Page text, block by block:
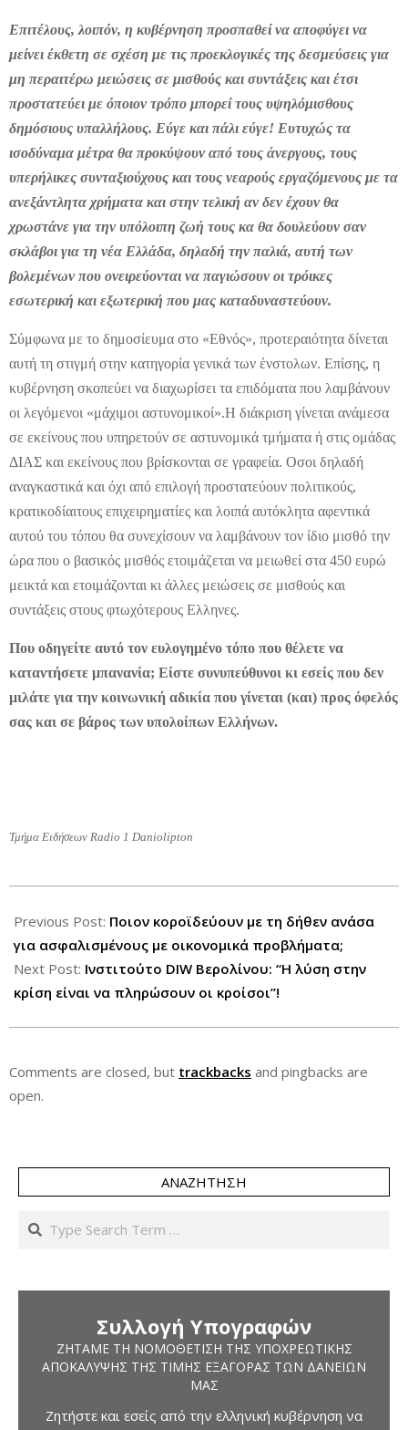
Επιτέλους, λοιπόν, η κυβέρνηση προσπαθεί να αποφύγει να
μείνει έκθετη σε σχέση με τις προεκλογικές της δεσμεύσεις για
μη περαιτέρω μειώσεις σε μισθούς και συντάξεις και έτσι
προστατεύει με όποιον τρόπο μπορεί τους υψηλόμισθους
δημόσιους υπαλλήλους. Εύγε και πάλι εύγε! Ευτυχώς τα
ισοδύναμα μέτρα θα προκύψουν από τους άνεργους, τους
υπερήλικες συνταξιούχους και τους νεαρούς εργαζόμενους με τα
ανεξάντλητα χρήματα και στην τελική αν δεν έχουν θα
χρωστάνε για την υπόλοιπη ζωή τους κα θα δουλεύουν σαν
σκλάβοι για τη νέα Ελλάδα, δηλαδή την παλιά, αυτή των
βολεμένων που ονειρεύονται να παγιώσουν οι τρόικες
εσωτερική και εξωτερική που μας καταδυναστεύουν.
Σύμφωνα με το δημοσίευμα στο «Εθνός», προτεραιότητα δίνεται
αυτή τη στιγμή στην κατηγορία γενικά των ένστολων. Επίσης, η
κυβέρνηση σκοπεύει να διαχωρίσει τα επιδόματα που λαμβάνουν
οι λεγόμενοι «μάχιμοι αστυνομικοί».Η διάκριση γίνεται ανάμεσα
σε εκείνους που υπηρετούν σε αστυνομικά τμήματα ή στις ομάδας
ΔΙΑΣ και εκείνους που βρίσκονται σε γραφεία. Οσοι δηλαδή
αναγκαστικά και όχι από επιλογή προστατεύουν πολιτικούς,
κρατικοδίαιτους επιχειρηματίες και λοιπά αυτόκλητα αφεντικά
αυτού του τόπου θα συνεχίσουν να λαμβάνουν τον ίδιο μισθό την
ώρα που ο βασικός μισθός ετοιμάζεται να μειωθεί στα 450 ευρώ
μεικτά και ετοιμάζονται κι άλλες μειώσεις σε μισθούς και
συντάξεις στους φτωχότερους Ελληνες.
Που οδηγείτε αυτό τον ευλογημένο τόπο που θέλετε να
καταντήσετε μπανανία; Είστε συνυπεύθυνοι κι εσείς που δεν
μιλάτε για την κοινωνική αδικία που γίνεται (και) προς όφελός
σας και σε βάρος των υπολοίπων Ελλήνων.
Τμήμα Ειδήσεων Radio 1 Daniolipton
07-
12
Previous Post: Ποιον κοροϊδεύουν με τη δήθεν ανάσα
για ασφαλισμένους με οικονομικά προβλήματα;
Next Post: Ινστιτούτο DIW Βερολίνου: “Η λύση στην
κρίση είναι να πληρώσουν οι κροίσοι”!
Comments are closed, but trackbacks and pingbacks are
open.
ΑΝΑΖΉΤΗΣΗ
Search
Συλλογή Υπογραφών
ΖΗΤΆΜΕ ΤΗ ΝΟΜΟΘΈΤΙΣΗ ΤΗΣ ΥΠΟΧΡΕΩΤΙΚΉΣ
ΑΠΟΚΆΛΥΨΗΣ ΤΗΣ ΤΙΜΉΣ ΕΞΑΓΟΡΆΣ ΤΩΝ ΔΑΝΕΊΩΝ
ΜΑΣ
Ζητήστε και εσείς από την ελληνική κυβέρνηση να